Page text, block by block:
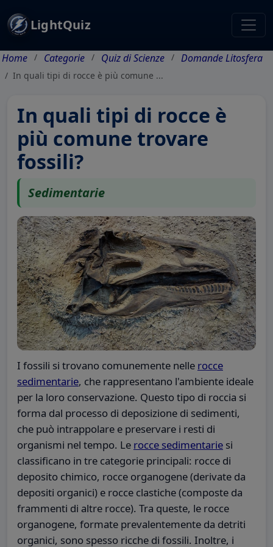
LightQuiz
Home Categorie Quiz di Scienze Domande Litosfera
In quali tipi di rocce è più comune ...
In quali tipi di rocce è
più comune trovare
fossili?
Sedimentarie
I fossili si trovano comunemente nelle rocce
sedimentarie, che rappresentano l'ambiente ideale
per la loro conservazione. Questo tipo di roccia si
forma dal processo di deposizione di sedimenti,
che può intrappolare e preservare i resti di
organismi nel tempo. Le rocce sedimentarie si
classificano in tre categorie principali: rocce di
deposito chimico, rocce organogene (derivate da
depositi organici) e rocce clastiche (composte da
frammenti di altre rocce). Tra queste, le rocce
organogene, formate prevalentemente da detriti
organici, sono spesso ricche di fossili. Inoltre, i